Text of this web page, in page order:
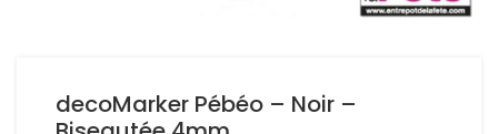
decoMarker Pébéo – Noir –